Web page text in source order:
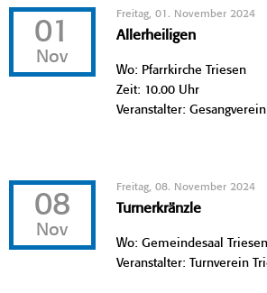
01
Nov
Freitag, 01. November 2024
Allerheiligen
Wo: Pfarrkirche Triesen
Zeit: 10.00 Uhr
Veranstalter:
08
Nov
Freitag, 08. November 2024
Turnerkränzle
Wo: Gemeindesaal Triesen
Veranstalter: Turnverein